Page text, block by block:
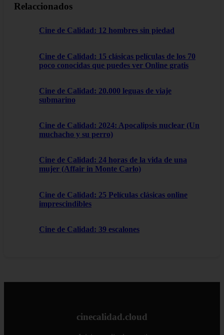
Relaccionados
Cine de Calidad: 12 hombres sin piedad
Cine de Calidad: 15 clásicas películas de los 70
poco conocidas que puedes ver Online gratis
Cine de Calidad: 20.000 leguas de viaje
submarino
Cine de Calidad: 2024: Apocalipsis nuclear (Un
muchacho y su perro)
Cine de Calidad: 24 horas de la vida de una
mujer (Affair in Monte Carlo)
Cine de Calidad: 25 Películas clásicas online
imprescindibles
Cine de Calidad: 39 escalones
cinecalidad.cloud